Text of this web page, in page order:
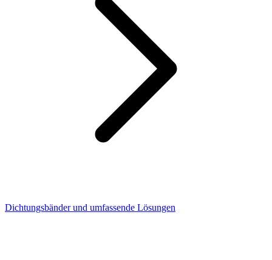
Dichtungsbänder und umfassende Lösungen